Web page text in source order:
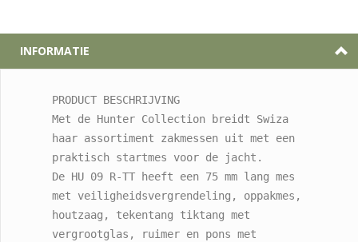
INFORMATIE
PRODUCT BESCHRIJVING
Met de Hunter Collection breidt Swiza
haar assortiment zakmessen uit met een
praktisch startmes voor de jacht.
De HU 09 R-TT heeft een 75 mm lang mes
met veiligheidsvergrendeling, oppakmes,
houtzaag, tekentang tiktang met
vergrootglas, ruimer en pons met